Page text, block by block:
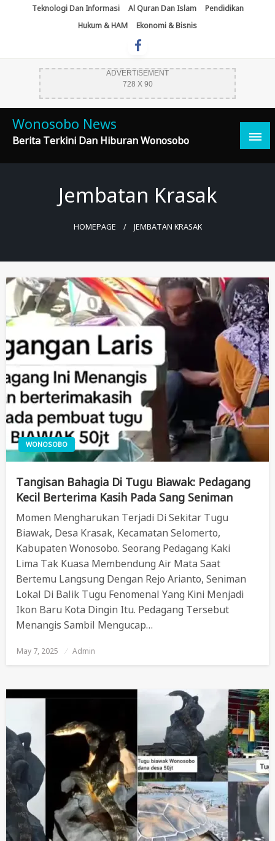
Teknologi Dan Informasi Al Quran Dan Islam
Pendidikan
Hukum & HAM
Ekonomi & Bisnis
ADVERTISEMENT
728 X 90
Wonosobo News
Berita Terkini Dan Hiburan Wonosobo
Jembatan Krasak
HOMEPAGE JEMBATAN KRASAK
WONOSOBO
Tangisan Bahagia Di Tugu Biawak: Pedagang
Kecil Berterima Kasih Pada Sang Seniman
Momen Mengharukan Terjadi Di Sekitar Tugu
Biawak, Desa Krasak, Kecamatan Selomerto,
Kabupaten Wonosobo. Seorang Pedagang Kaki
Lima Tak Kuasa Membendung Air Mata Saat
Bertemu Langsung Dengan Rejo Arianto, Seniman
Lokal Di Balik Tugu Fenomenal Yang Kini Menjadi
Ikon Baru Kota Dingin Itu. Pedagang Tersebut
Menangis Sambil Mengucap…
Posted
On
May 7, 2025 Admin